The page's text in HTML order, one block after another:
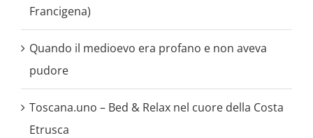
Francigena)
Quando il medioevo era profano e non aveva
pudore
Toscana.uno – Bed & Relax nel cuore della Costa
Etrusca